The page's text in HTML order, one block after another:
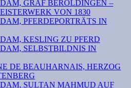
GRAF BEROLDINGEN –
VON 1830
PFERDEPORTRÄTS IN
KESLING ZU PFERD
SELBSTBILDNIS IN
DE BEAUHARNAIS, HERZOG
SULTAN MAHMUD AUF